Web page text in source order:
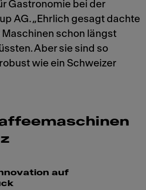
Gastronomie bei der
AG. „Ehrlich gesagt dachte
Maschinen schon längst
Aber sie sind so
wie ein Schweizer
auf